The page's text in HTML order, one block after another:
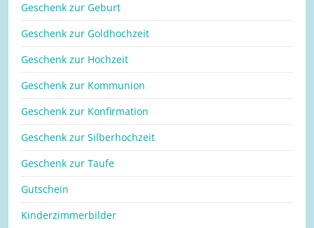
Geschenk zur Geburt
Geschenk zur Goldhochzeit
Geschenk zur Hochzeit
Geschenk zur Kommunion
Geschenk zur Konfirmation
Geschenk zur Silberhochzeit
Geschenk zur Taufe
Gutschein
Kinderzimmerbilder